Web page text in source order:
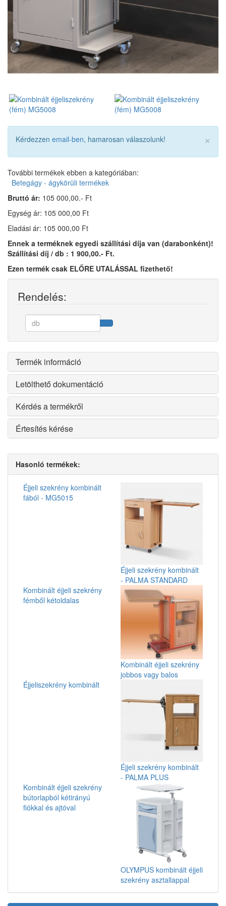
×
Kérdezzen email-ben, hamarosan válaszolunk!
További termékek ebben a kategóriában:
Betegágy - ágykörüli termékek
Bruttó ár: 105 000,00.- Ft
Egység ár: 105 000,00 Ft
Eladási ár: 105 000,00 Ft
Ennek a terméknek egyedi szállítási díja van (darabonként)!
Szállítási díj / db : 1 900,00.- Ft.
Ezen termék csak ELŐRE UTALÁSSAL fizethető!
Rendelés:
Termék információ
Letölthető dokumentáció
Kérdés a termékről
Értesítés kérése
Hasonló termékek:
Éjjeli szekrény kombinált
fából - MG5015
Éjjeli szekrény kombinált
- PALMA STANDARD
Kombinált éjjeli szekrény
fémből kétoldalas
Kombinált éjjeli szekrény
jobbos vagy balos
Éjjeliszekrény kombinált
Éjjeli szekrény kombinált
- PALMA PLUS
Kombinált éjjeli szekrény
bútorlapból kétirányú
fiókkal és ajtóval
OLYMPUS kombinált éjjeli
szekrény asztallappal